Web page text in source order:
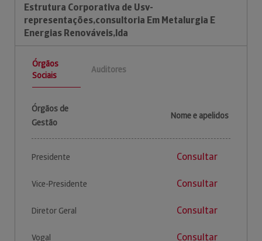
Estrutura Corporativa de Usv-
representações,consultoria Em Metalurgia E
Energias Renováveis,lda
Órgãos
Sociais
Auditores
Órgãos de
Gestão
Nome e apelidos
Presidente Consultar
Vice-Presidente Consultar
Diretor Geral Consultar
Vogal Consultar